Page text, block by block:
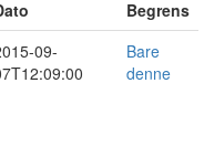
Begrens
09-
Bare
denne